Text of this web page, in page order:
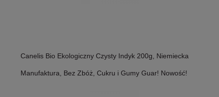
Canelis Bio Ekologiczny Czysty Indyk 200g, Niemiecka
Manufaktura, Bez Zbóż, Cukru i Gumy Guar! Nowość!